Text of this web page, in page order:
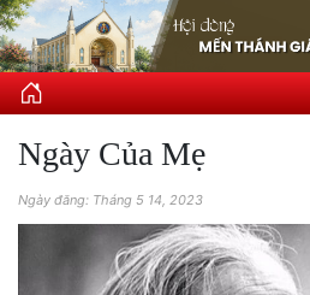
Ngày Của Mẹ
Ngày đăng: Tháng 5 14, 2023